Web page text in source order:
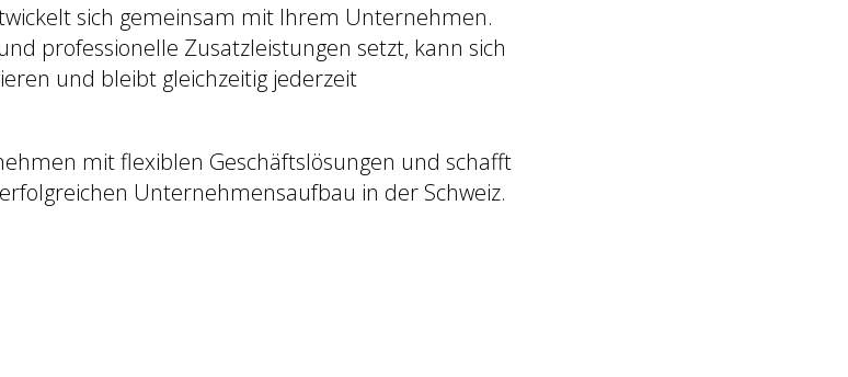
sich gemeinsam mit Ihrem Unternehmen.
professionelle Zusatzleistungen setzt, kann sich
und bleibt gleichzeitig jederzeit
mit flexiblen Geschäftslösungen und schafft
Unternehmensaufbau in der Schweiz.